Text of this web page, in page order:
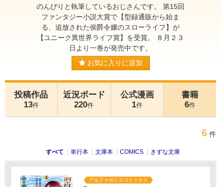
のんびりと執筆しているおじさんです。 第15回
ファンタジー小説大賞で【型録通販から始ま
る、追放された侯爵令嬢のスローライフ】が
【ユニーク異世界ライフ賞】を受賞。 ８月２３
日より一巻が発売中です。
お気に入りに追加
投稿作品
13件
近況ボード
220件
公式漫画
1件
書籍
6件
6 件
すべて 単行本 文庫本 COMICS きずな文庫
アルファポリスコミックス